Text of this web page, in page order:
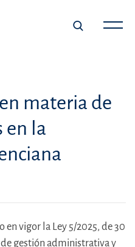
materia de
en la
en vigor la Ley 5/2025, de 30
gestión administrativa y